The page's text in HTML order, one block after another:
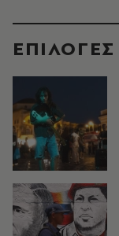
EΠΙΛΟΓΈΣ